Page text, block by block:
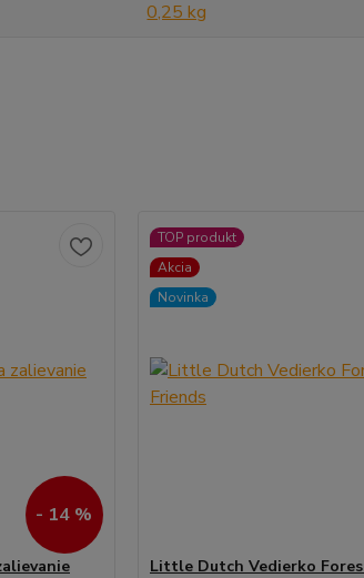
0,25 kg
- 14 %
TOP produkt
Akcia
Novinka
Little Dutch Vedierko